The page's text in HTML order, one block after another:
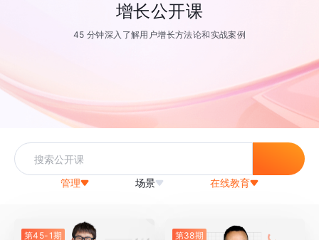
增长公开课
45 分钟深入了解用户增长方法论和实战案例
管理 场景 在线教育
第45-1期 第38期